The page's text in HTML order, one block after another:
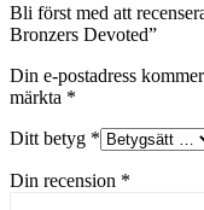
Bli först med att
Bronzers Devoted”
Din e-postadress
märkta *
Ditt betyg *
Din recension *